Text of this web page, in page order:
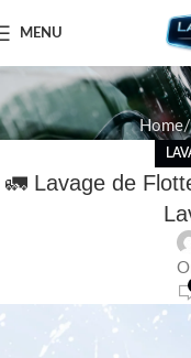
MENU
Home
🚛 Lavage de